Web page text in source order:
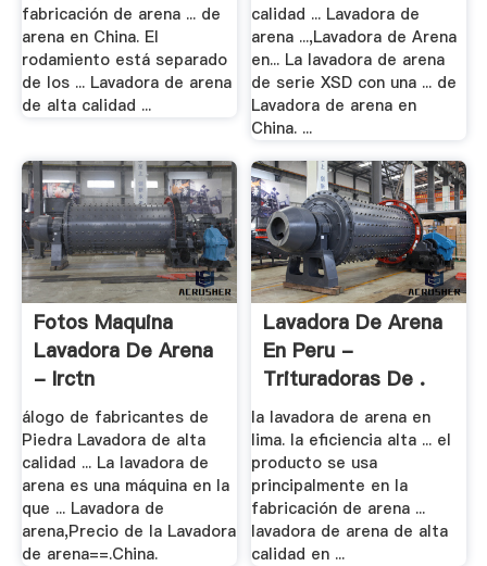
fabricación de arena ... de
arena en China. El
rodamiento está separado
de los ... Lavadora de arena
de alta calidad ...
calidad ... Lavadora de
arena ...,Lavadora de Arena
en... La lavadora de arena
de serie XSD con una ... de
Lavadora de arena en
China. ...
Fotos Maquina
Lavadora De Arena
- Irctn
álogo de fabricantes de
Piedra Lavadora de alta
calidad ... La lavadora de
arena es una máquina en la
que ... Lavadora de
arena,Precio de la Lavadora
de arena==.China.
Lavadora De Arena
En Peru -
Trituradoras De .
la lavadora de arena en
lima. la eficiencia alta ... el
producto se usa
principalmente en la
fabricación de arena ...
lavadora de arena de alta
calidad en ...